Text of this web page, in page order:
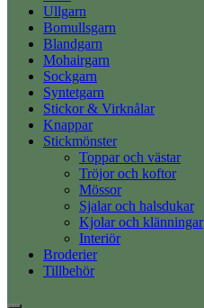
Ullgarn
Bomullsgarn
Blandgarn
Mohairgarn
Sockgarn
Syntetgarn
Stickor & Virknålar
Knappar
Stickmönster
Toppar och västar
Tröjor och koftor
Mössor
Sjalar och halsdukar
Kjolar och klänningar
Interiör
Broderier
Tillbehör